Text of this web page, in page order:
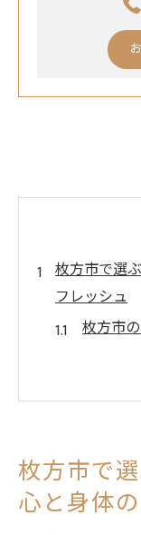
枚方市で選
フレッシュ
枚方市
び方
プロの
枚方市で
心と身体